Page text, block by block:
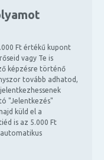
Ft értékű kupont
vagy Te is
képzésre történő
tovább adhatod,
"Jelentkezés"
küld el a
is az 5.000 Ft